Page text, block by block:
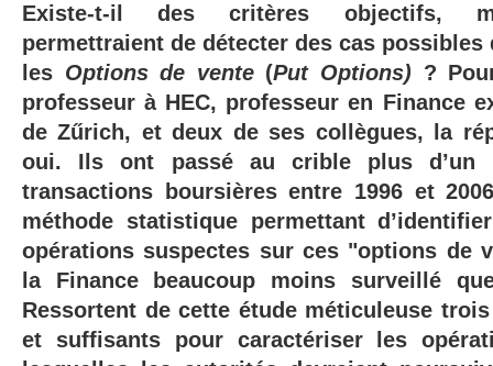
Existe-t-il des critères objectifs,
permettraient de détecter des cas possibles
les Options de vente(Put Options) ?
professeur à HEC, professeur en Finance
de Zűrich, et deux de ses collègues, la
oui. Ils ont passé au crible plus d’un
transactions boursières entre 1996 et
méthode statistique permettant
opérations suspectes sur ces "options de
la Finance beaucoup moins surveillé
Ressortent de cette étude méticuleuse
et suffisants pour caractériser les